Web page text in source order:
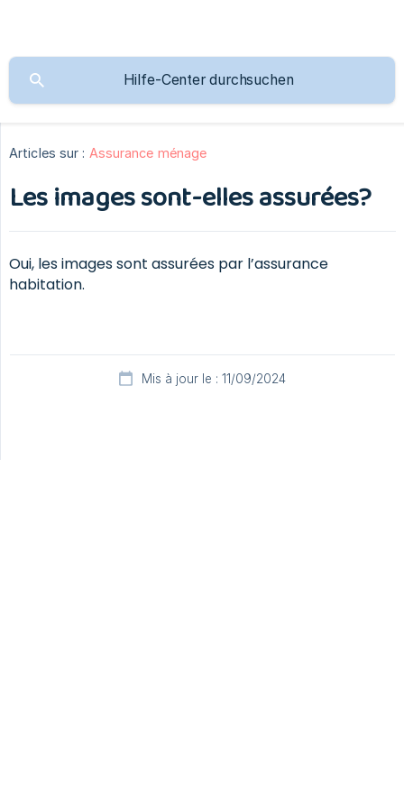
Articles sur : Assurance ménage
Les images sont-elles assurées?
Oui, les images sont assurées par l’assurance
habitation.
Mis à jour le : 11/09/2024